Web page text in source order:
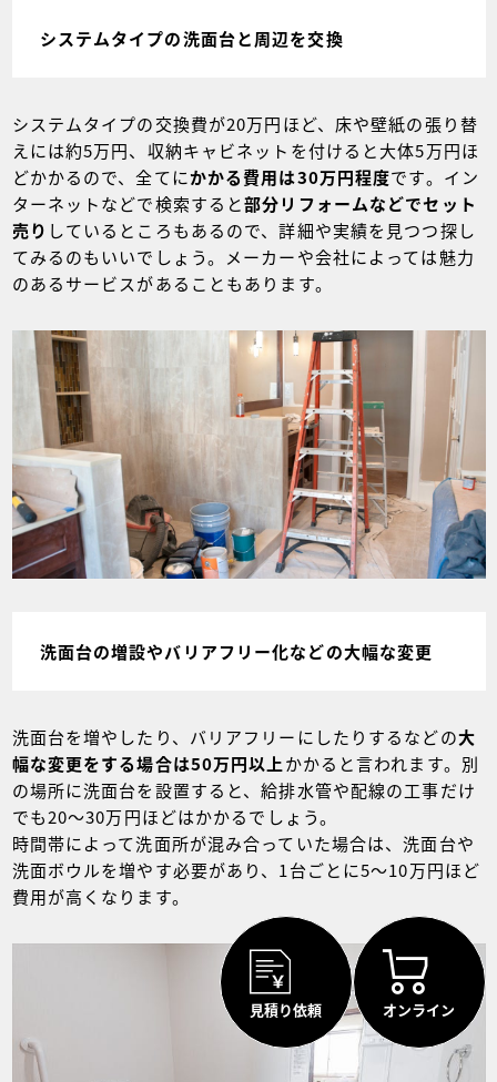
システムタイプの洗面台と周辺を交換
システムタイプの交換費が20万円ほど、床や壁紙の張り替
えには約5万円、収納キャビネットを付けると大体5万円ほ
どかかるので、全てにかかる費用は30万円程度です。イン
ターネットなどで検索すると部分リフォームなどでセット
売り しているところもあるので、詳細や実績を見つつ探し
てみるのもいいでしょう。メーカーや会社によっては魅力
のあるサービスがあることもあります。
洗面台の増設やバリアフリー化などの大幅な変更
洗面台を増やしたり、バリアフリーにしたりするなどの大
幅な変更をする場合は50万円以上かかると言われます。別
の場所に洗面台を設置すると、給排水管や配線の工事だけ
でも20～30万円ほどはかかるでしょう。
時間帯によって洗面所が混み合っていた場合は、洗面台や
洗面ボウルを増やす必要があり、1台ごとに5～10万円ほど
費用が高くなります。
見積り依頼 オンライン